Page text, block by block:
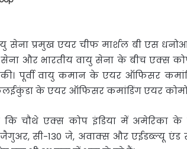
सेना प्रमुख एयर चीफ मार्शल बी एस
और भारतीय वायु सेना के बीच एक्स
पूर्वी वायु कमान के एयर ऑफिसर
के एयर ऑफिसर कमांडिंग एयर
चौथे एक्स कोप इंडिया में अमेरिका
जैगुअर, सी-130 जे, अवाक्स और एईडब्ल्यू एंड